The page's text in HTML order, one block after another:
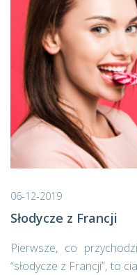
06-12-2019
Słodycze z Francji
Pierwsze, co
“słodycze z Francji”, to